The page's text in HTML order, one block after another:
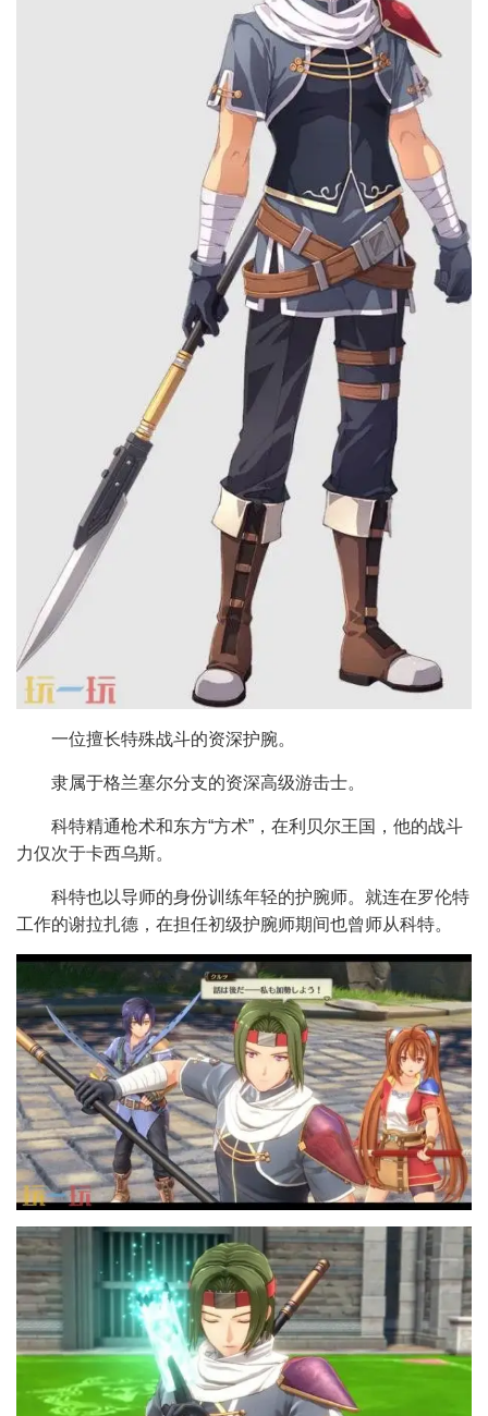
一位擅长特殊战斗的资深护腕。
隶属于格兰塞尔分支的资深高级游击士。
科特精通枪术和东方“方术”，在利贝尔王国，他的战斗
力仅次于卡西乌斯。
科特也以导师的身份训练年轻的护腕师。就连在罗伦特
工作的谢拉扎德，在担任初级护腕师期间也曾师从科特。